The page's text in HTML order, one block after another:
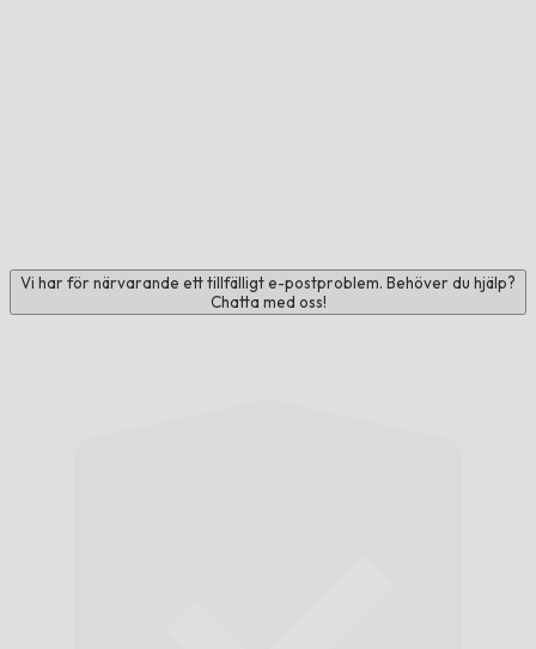
Vi har för närvarande ett tillfälligt e-postproblem. Behöver du hjälp?
Chatta med oss!